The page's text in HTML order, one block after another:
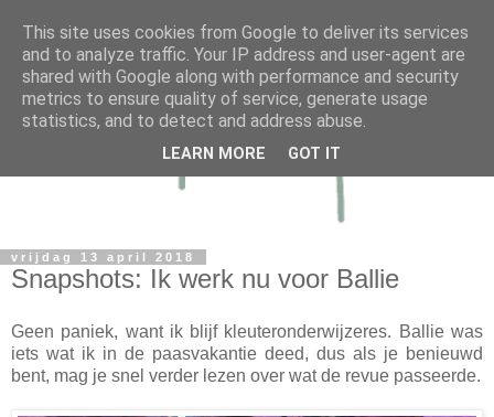
vrijdag 13 april 2018
Snapshots: Ik werk nu voor Ballie
Geen paniek, want ik blijf kleuteronderwijzeres. Ballie was
iets wat ik in de paasvakantie deed, dus als je benieuwd
bent, mag je snel verder lezen over wat de revue passeerde.
This site uses cookies from Google to deliver its services
and to analyze traffic. Your IP address and user-agent are
shared with Google along with performance and security
metrics to ensure quality of service, generate usage
statistics, and to detect and address abuse.
LEARN MORE GOT IT